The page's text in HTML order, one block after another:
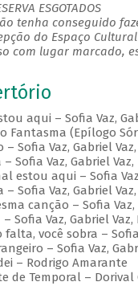
ESGOTADOS
tenha conseguido
do Espaço
com lugar marcado,
aqui – Sofia Vaz,
Fantasma (Epílogo
– Sofia Vaz, Gabriel
– Sofia Vaz, Gabriel
estou aqui – Sofia
– Sofia Vaz, Gabriel
canção – Sofia
– Sofia Vaz, Gabriel
falta, você sobra –
– Sofia Vaz,
– Rodrigo Amarante
de Temporal – Dorival